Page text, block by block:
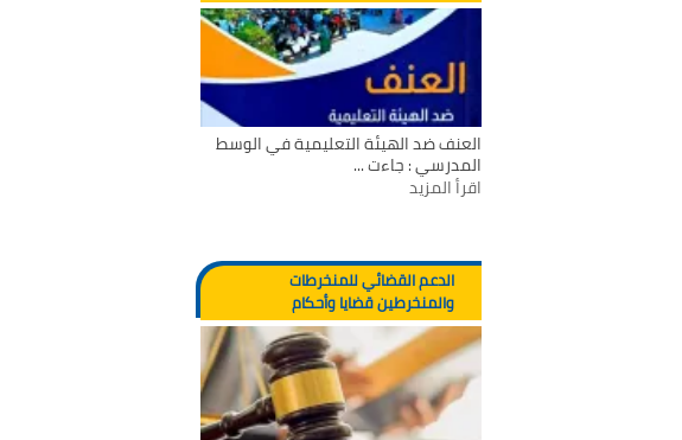
العنف ضد الهيئة التعليمية في الوسط
المدرسي : جاءت ...
اقرأ المزيد
الدعم القضائي للمنخرطات
والمنخرطين قضايا وأحكام